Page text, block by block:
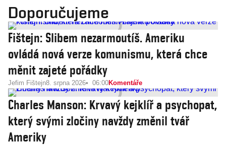
Doporučujeme
Fištejn: Slibem nezarmoutíš. Ameriku
ovládá nová verze komunismu, která chce
měnit zajeté pořádky
Jefim Fištejn8. srpna 2026 06:00Komentáře
Charles Manson: Krvavý kejklíř a psychopat,
který svými zločiny navždy změnil tvář
Ameriky